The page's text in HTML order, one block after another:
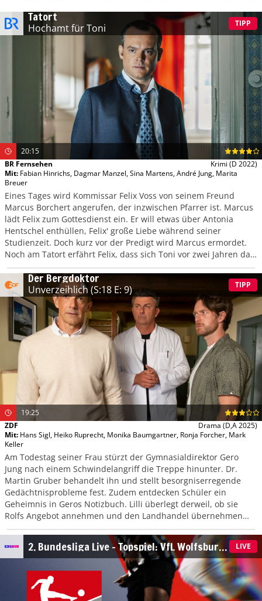
Tatort
Hochamt für Toni TIPP
20:15
BR Fernsehen
Krimi (D 2022)
Mit: Fabian Hinrichs, Dagmar Manzel,Sina Martens,André Jung, Marita
Breuer
Eines Tages wird Kommissar Felix Voss von seinem Freund
Marcus Borchert angerufen, der inzwischen Pfarrer ist. Marcus
lädt Felix zum Gottesdienst ein. Er will etwas über Antonia
Hentschel enthüllen, Felix' große Liebe während seiner
Studienzeit. Doch kurz vor der Predigt wird Marcus ermordet.
Noch am Tatort erfährt Felix, dass sich Toni vor zwei Jahren das
Leben genommen hat. Felix ist der Meinung, dass es eine
Verbindung zwischen dem Tod von Toni und von Marcus gibt.
Der Bergdoktor
Unverzeihlich (S:18 E: 9) TIPP
19:25
ZDF
Drama (D,A 2025)
Mit: Hans Sigl, Heiko Ruprecht, Monika Baumgartner, Ronja Forcher, Mark
Keller
Am Todestag seiner Frau stürzt der Gymnasialdirektor Gero
Jung nach einem Schwindelangriff die Treppe hinunter. Dr.
Martin Gruber behandelt ihn und stellt besorgniserregende
Gedächtnisprobleme fest. Zudem entdecken Schüler ein
Geheimnis in Geros Notizbuch. Lilli überlegt derweil, ob sie
Rolfs Angebot annehmen und den Landhandel übernehmen
soll, anstatt ihr langes Medizinstudium abzuwarten.
2. Bundesliga Live – Topspiel: VfL Wolfsburg
– 1. FC Kaiserslautern
LIVE